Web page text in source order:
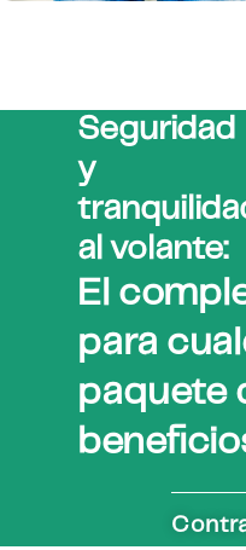
Seguridad
y
al volante:
El
para
paquete